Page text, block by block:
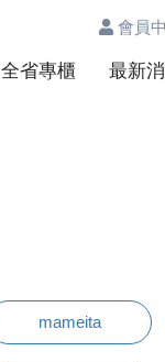
會員
全省專櫃 最新
mameita